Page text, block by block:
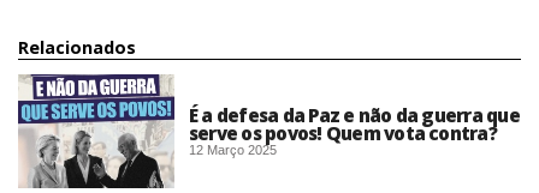
Relacionados
É a defesa da Paz e não da guerra que
serve os povos! Quem vota contra?
12 Março 2025